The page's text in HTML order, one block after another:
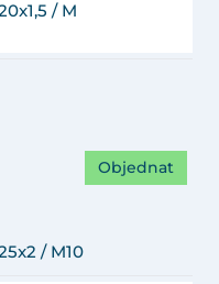
/ M
/ M10
Objednat